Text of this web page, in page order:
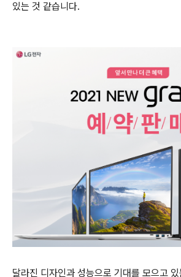
있는 것 같습니다.
달라진 디자인과 성능으로 기대를 모으고